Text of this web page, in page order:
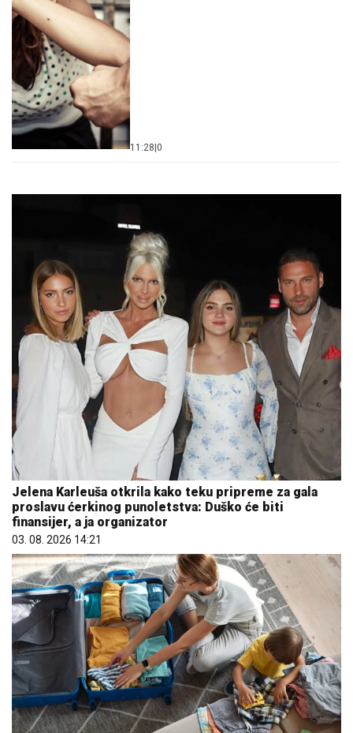
11:28 0
Jelena Karleuša otkrila kako teku pripreme za gala
proslavu ćerkinog punoletstva: Duško će biti
finansijer, a ja organizator
03. 08. 2026 14:21